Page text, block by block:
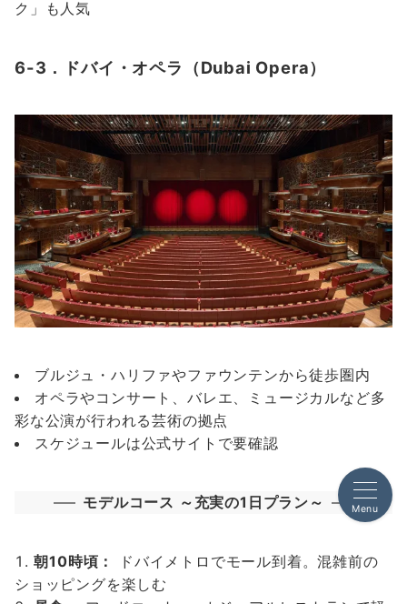
ク」も人気
6-3．ドバイ・オペラ（Dubai Opera）
ブルジュ・ハリファやファウンテンから徒歩圏内
オペラやコンサート、バレエ、ミュージカルなど多
彩な公演が行われる芸術の拠点
スケジュールは公式サイトで要確認
モデルコース ～充実の1日プラン～
朝10時頃：
ドバイメトロでモール到着。混雑前の
ショッピングを楽しむ
Menu